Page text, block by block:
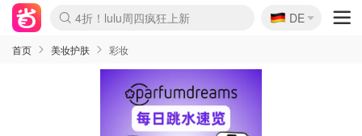
Boticinal 夏促开抢！
4折！lulu周四疯狂上新
还没结束！&OtherStories大促
Joybuy变相75折 随时失效
速领！Stanley独家85折
疑似霸哥！Camper额外叠85折
Zalando 奥莱闪促！每日更新
Moncler反季囤！5折起+叠9折
Coach Brooklyn仅€192
🇩🇪
DE
首页 美妆护肤 彩妆